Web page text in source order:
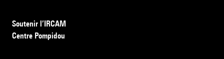
Soutenir l’IRCAM
Centre Pompidou